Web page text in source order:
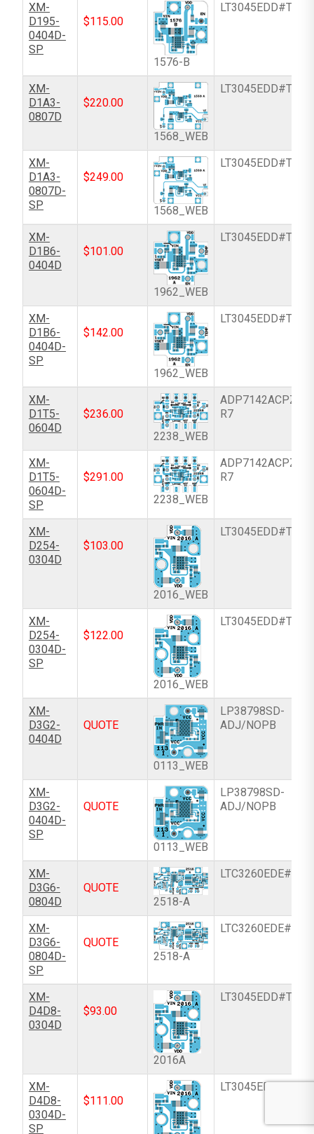
XM-
D195-
0404D-
SP
$115.00
1576-B
XM-
D1A3-
0807D
$220.00
1568_WEB
XM-
D1A3-
0807D-
SP
$249.00
1568_WEB
XM-
D1B6-
0404D
$101.00
1962_WEB
XM-
D1B6-
0404D-
SP
$142.00
1962_WEB
XM-
D1T5-
0604D
$236.00
2238_WEB
ADP7142ACPZN-
R7
XM-
D1T5-
0604D-
SP
$291.00
2238_WEB
ADP7142ACPZN-
R7
XM-
D254-
0304D
$103.00
2016_WEB
XM-
D254-
0304D-
SP
$122.00
2016_WEB
XM-
D3G2-
0404D
QUOTE
0113_WEB
LP38798SD-
ADJ/NOPB
XM-
D3G2-
0404D-
SP
QUOTE
0113_WEB
LP38798SD-
ADJ/NOPB
XM-
D3G6-
0804D
QUOTE
2518-A
LTC3260EDE#PBF
XM-
D3G6-
0804D-
SP
QUOTE
2518-A
LTC3260EDE#PBF
XM-
D4D8-
0304D
$93.00
2016A
XM-
D4D8-
0304D-
SP
$111.00